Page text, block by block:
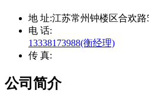
地 址:江苏常州钟楼区合欢路
电 话:
13338173988(衡经理)
传 真:
公司简介